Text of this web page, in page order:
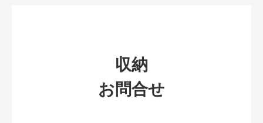
収納
お問合せ